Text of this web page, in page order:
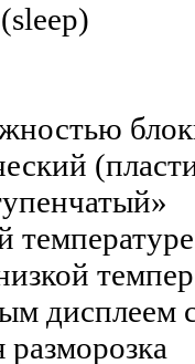
дисплеем
разморозка